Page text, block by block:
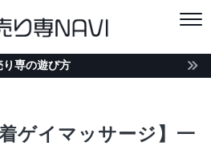
り専の遊び方
ゲイマッサージ】一